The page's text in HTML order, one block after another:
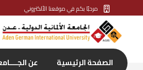
مرحبًا بكم في موقعنا الألكتروني
الصفحة الرئيسية عن